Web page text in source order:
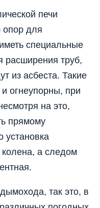
печи
опор для
специальные
расширения труб,
из асбеста. Такие
огнеупорны, при
на это,
прямому
установка
колена, а следом
так это, в